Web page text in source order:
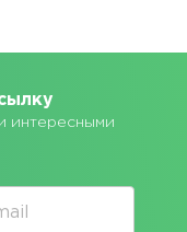
интересными